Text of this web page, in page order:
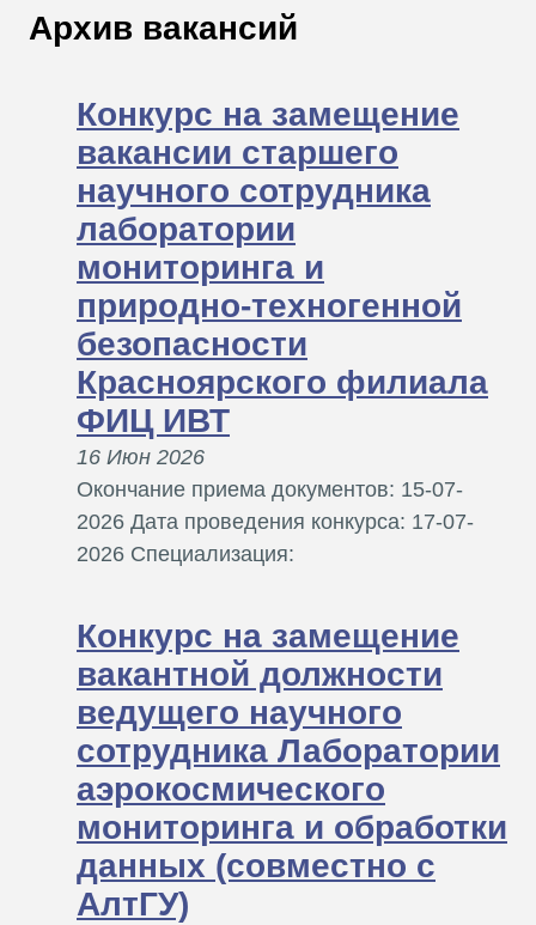
Т
Архив вакансий
Конкурс на замещение
вакансии старшего
научного сотрудника
лаборатории
мониторинга и
природно-техногенной
безопасности
Красноярского филиала
ФИЦ ИВТ
16 Июн 2026
Окончание приема документов: 15-07-
2026 Дата проведения конкурса: 17-07-
2026 Специализация:
Конкурс на замещение
вакантной должности
ведущего научного
сотрудника Лаборатории
аэрокосмического
мониторинга и обработки
данных (совместно с
АлтГУ)